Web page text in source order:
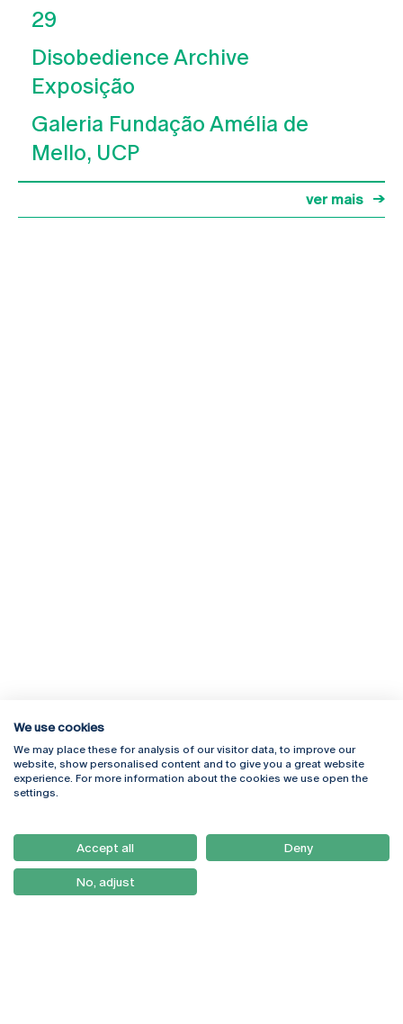
29
Disobedience Archive
Exposição
Galeria Fundação Amélia de
Mello, UCP
ver mais
Rua Diogo Botelho 1327
4169-005 Porto
+351 226 196 240
Campus Online
Webmail
Como Chegar
Newsletter
We use cookies
We may place these for analysis of our visitor data, to improve our
website, show personalised content and to give you a great website
experience. For more information about the cookies we use open the
settings.
Accept all Deny
No, adjust